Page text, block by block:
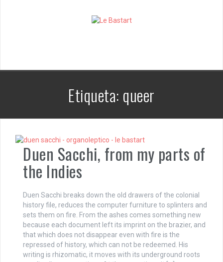
Etiqueta: queer
Duen Sacchi, from my parts of
the Indies
Duen Sacchi breaks down the old drawers of the colonial
history file, reduces the computer furniture to splinters and
sets them on fire. From the ashes comes something new
because each document left its imprint on the brazier, and
that which does not disappear even with fire is the
repressed of history, which can not be redeemed. His
writing is rhizomatic, it moves with its underground roots